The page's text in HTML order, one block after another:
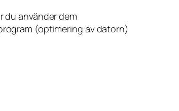
du använder dem
(optimering av datorn)